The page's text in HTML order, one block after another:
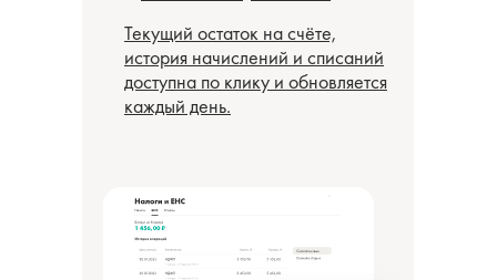
Текущий остаток на счёте,
история начислений и списаний
доступна по клику и обновляется
каждый день.